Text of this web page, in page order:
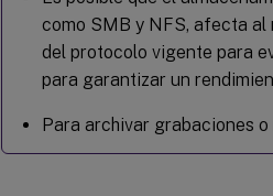
como SMB y NFS, afecta al
del protocolo vigente para
para garantizar un
Para archivar grabaciones